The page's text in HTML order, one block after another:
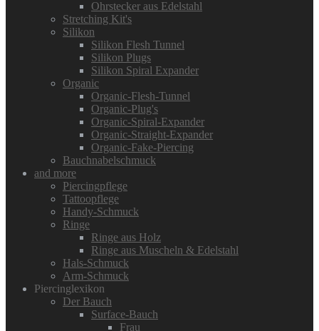
Ohrstecker aus Edelstahl
Stretching Kit's
Silikon
Silikon Flesh Tunnel
Silikon Plugs
Silikon Spiral Expander
Organic
Organic-Flesh-Tunnel
Organic-Plug's
Organic-Spiral-Expander
Organic-Straight-Expander
Organic-Fake-Piercing
Bauchnabelschmuck
and more
Piercingpflege
Tattoopflege
Handy-Schmuck
Ringe
Ringe aus Holz
Ringe aus Muscheln & Edelstahl
Hals-Schmuck
Arm-Schmuck
Piercinglexikon
Der Bauch
Surface-Bauch
Frau